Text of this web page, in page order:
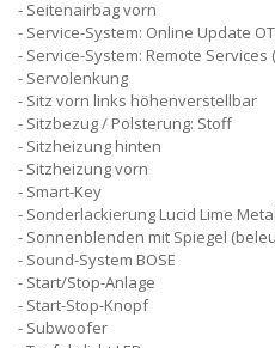
Seitenairbag vorn
Service-System: Online Update
Service-System: Remote Services
Servolenkung
Sitz vorn links höhenverstellbar
Sitzbezug / Polsterung: Stoff
Sitzheizung hinten
Sitzheizung vorn
Smart-Key
Sonderlackierung Lucid Lime
Sonnenblenden mit Spiegel
Sound-System BOSE
Start/Stop-Anlage
Start-Stop-Knopf
Subwoofer